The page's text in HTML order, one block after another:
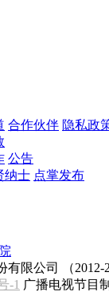
合作伙伴 隐私政
公告
纳士 点掌发布
有限公司 （2012-
-1 广播电视节目